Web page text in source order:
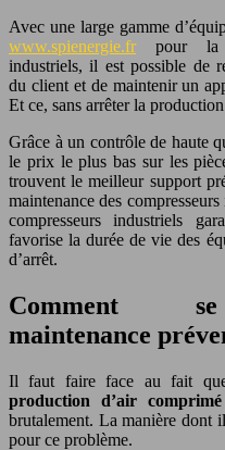
Avec une large gamme
www.spienergie.frpour la
industriels, il est possible de
du client et de maintenir un
Et ce, sans arrêter la
Grâce à un contrôle de haute
le prix le plus bas sur les
trouvent le meilleur support
maintenance des
compresseurs industriels
favorise la durée de vie des
d’arrêt.
Comment
maintenance
Il faut faire face au fait que
production d’air comprimé
brutalement. La manière dont
pour ce problème.